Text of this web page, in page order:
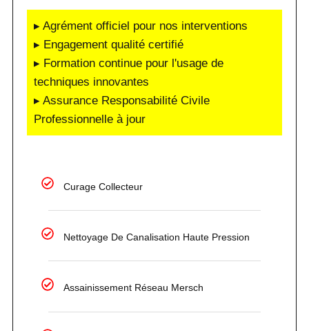
▸ Agrément officiel pour nos interventions
▸ Engagement qualité certifié
▸ Formation continue pour l'usage de
techniques innovantes
▸ Assurance Responsabilité Civile
Professionnelle à jour
Curage Collecteur
Nettoyage De Canalisation Haute Pression
Assainissement Réseau Mersch